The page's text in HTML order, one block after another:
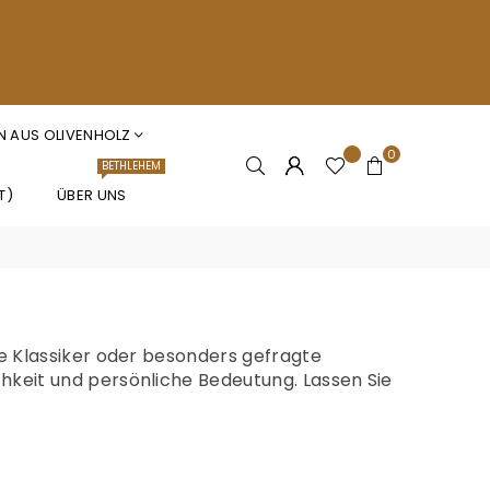
AUS OLIVENHOLZ
ÜBER UNS
BETHLEHEM
0
Klassiker oder besonders gefragte
und persönliche Bedeutung. Lassen Sie